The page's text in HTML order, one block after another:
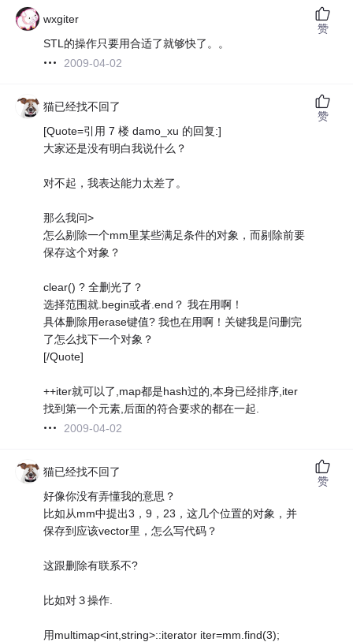
wxgiter
STL的操作只要用合适了就够快了。。
2009-04-02
赞
猫已经找不回了
[Quote=引用 7 楼 damo_xu 的回复:]
大家还是没有明白我说什么？
对不起，我表达能力太差了。
那么我问>
怎么剔除一个mm里某些满足条件的对象，而剔除前要
保存这个对象？
clear() ? 全删光了？
选择范围就.begin或者.end？ 我在用啊！
具体删除用erase键值? 我也在用啊！关键我是问删完
了怎么找下一个对象？
[/Quote]
++iter就可以了,map都是hash过的,本身已经排序,iter
找到第一个元素,后面的符合要求的都在一起.
2009-04-02
赞
猫已经找不回了
好像你没有弄懂我的意思？
比如从mm中提出3，9，23，这几个位置的对象，并
保存到应该vector里，怎么写代码？
这跟删除有联系不?
比如对３操作.
用multimap<int,string>::iterator iter=mm.find(3);
赞